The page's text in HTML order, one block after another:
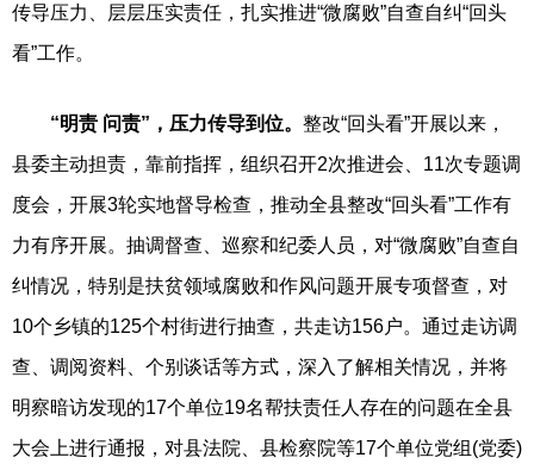
传导压力、层层压实责任，扎实推进“微腐败”自查自纠“回头
看”工作。
“明责 问责”，压力传导到位。 整改“回头看”开展以来，
县委主动担责，靠前指挥，组织召开2次推进会、11次专题调
度会，开展3轮实地督导检查，推动全县整改“回头看”工作有
力有序开展。抽调督查、巡察和纪委人员，对“微腐败”自查自
纠情况，特别是扶贫领域腐败和作风问题开展专项督查，对
10个乡镇的125个村街进行抽查，共走访156户。通过走访调
查、调阅资料、个别谈话等方式，深入了解相关情况，并将
明察暗访发现的17个单位19名帮扶责任人存在的问题在全县
大会上进行通报，对县法院、县检察院等17个单位党组(党委)